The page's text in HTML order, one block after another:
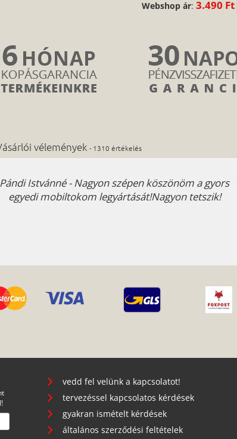
Webshop ár:3.490 Ft
vélemények- 1310 értékelés
Pándi Istvánné - Nagyon szépen köszönöm a gyors
egyedi mobiltokom legyártását!Nagyon tetszik!
vedd fel velünk a kapcsolatot!
tervezéssel kapcsolatos kérdések
gyakran ismételt kérdések
általános szerződési feltételek